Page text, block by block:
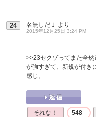
24 名無しだＪ より
2015年12月25日 3:24 PM
>>23セクゾってまた全
が強すぎて、新規が付き
感じ。
それな！ 548